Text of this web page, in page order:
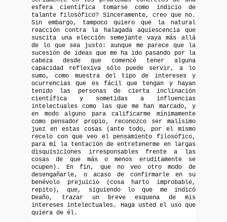
esfera científica tomarse como indicio de
talante filosófico? Sinceramente, creo que no.
Sin embargo, tampoco quiero que la natural
reacción contra la halagada aquiescencia que
suscita una elección semejante vaya más allá
de lo que sea justo: aunque me parece que la
sucesión de ideas que me ha ido pasando por la
cabeza desde que comencé tener alguna
capacidad reflexiva sólo puede servir, a lo
sumo, como muestra del tipo de intereses y
ocurrencias que es fácil que tengan y hayan
tenido las personas de cierta inclinación
científica y sometidas a influencias
intelectuales como las que me han marcado, y
en modo alguno para calificarme mínimamente
como pensador propio, reconozco ser malísimo
juez en estas cosas (ante todo, por el mismo
recelo con que veo el pensamiento filosófico,
para mí la tentación de entretenerme en largas
disquisiciones irresponsables frente a las
cosas de que más o menos eruditamente se
ocupen). En fin, que no veo otro modo de
desengañarle, o acaso de confirmarle en su
benévolo prejuicio (cosa harto improbable,
repito), que, siguiendo lo que me indicó
Deaño, trazar un breve esquena de mis
intereses intelectuales. Haga usted el uso que
quiera de él.